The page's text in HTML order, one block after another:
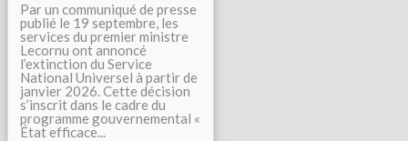
Par un communiqué de presse
publié le 19 septembre, les
services du premier ministre
Lecornu ont annoncé
l’extinction du Service
National Universel à partir de
janvier 2026. Cette décision
s’inscrit dans le cadre du
programme gouvernemental «
État efficace...